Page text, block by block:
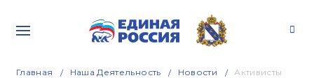
Главная Наша Деятельность Новости
Активисты